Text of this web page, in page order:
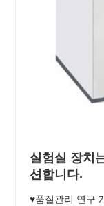
실험실 장치
션합니다.
♥품질관리 연구